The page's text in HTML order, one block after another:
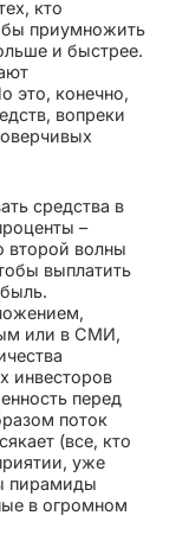
кто
бы приумножить
и быстрее.
это, конечно,
вопреки
средства в
–
второй волны
выплатить
или в СМИ,
инвесторов
перед
поток
(все, кто
уже
пирамиды
в огромном